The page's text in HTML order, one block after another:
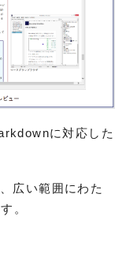
に対応した
広い範囲にわた
。